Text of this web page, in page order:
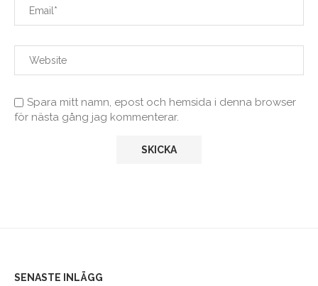
Spara mitt namn, epost och hemsida i denna browser
för nästa gång jag kommenterar.
SENASTE INLÄGG